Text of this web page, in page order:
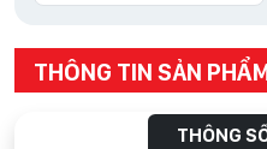
THÔNG TIN SẢN
THÔNG